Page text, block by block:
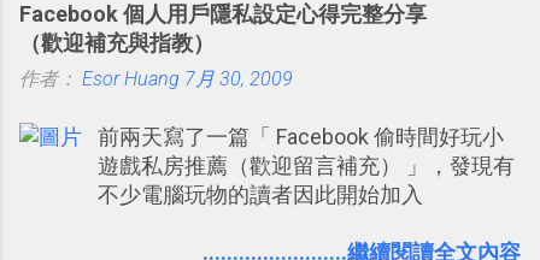
增的， 那就是可以 事先審查 朋友「標籤
你」的內容，決定要不要讓其他朋友看到這
些標籤。 具體來說，朋友如果把你標籤在他
現在你都多了一個「事先審查」的機制，可
以決定這些你被標籤的內容可不可以出現在
你的個人檔案塗鴉牆上，從而禁止可能的祕
程度的杜絕遊戲、廣告討厭的標籤行為。
Facebook 個人用戶隱私設定心得完整分享
（歡迎補充與指教）
作者： Esor Huang 7月 30, 2009
前兩天寫了一篇「 Facebook 偷時間好玩小
遊戲私房推薦（歡迎留言補充） 」，發現有
不少電腦玩物的讀者因此開始加入
前最好的社群、社交服務之一，它優秀的互
........................繼續閱讀全文內容